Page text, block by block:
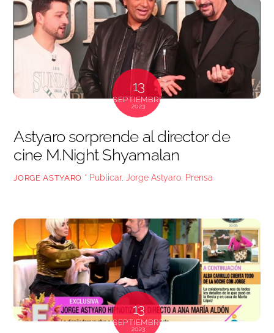
13
SEPTIEMBRE
2023
Astyaro sorprende al director de
cine M.Night Shyamalan
JORGE ASTYARO * Publicar, Jorge Astyaro, Prensa
13
SEPTIEMBRE
2023